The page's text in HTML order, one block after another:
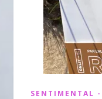
SENTIMENTAL